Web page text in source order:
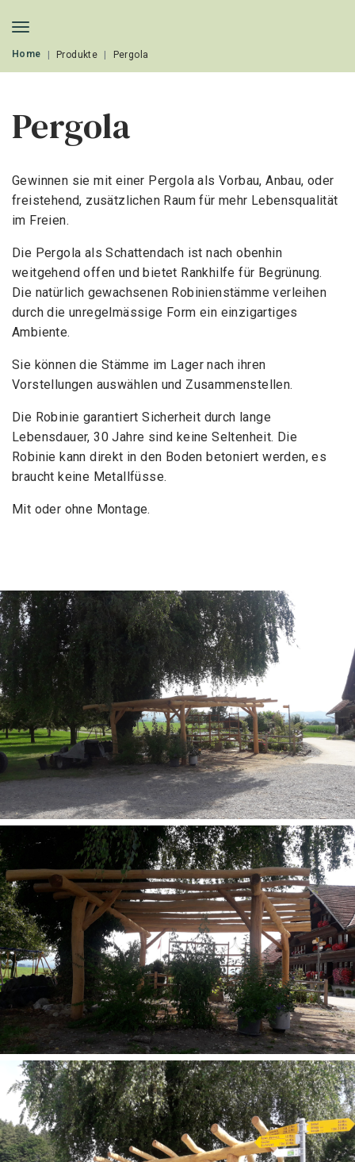
Home Produkte Pergola
Pergola
Gewinnen sie mit einer Pergola als Vorbau, Anbau, oder
freistehend, zusätzlichen Raum für mehr Lebensqualität
im Freien.
Die Pergola als Schattendach ist nach obenhin
weitgehend offen und bietet Rankhilfe für Begrünung.
Die natürlich gewachsenen Robinienstämme verleihen
durch die unregelmässige Form ein einzigartiges
Ambiente.
Sie können die Stämme im Lager nach ihren
Vorstellungen auswählen und Zusammenstellen.
Die Robinie garantiert Sicherheit durch lange
Lebensdauer, 30 Jahre sind keine Seltenheit. Die
Robinie kann direkt in den Boden betoniert werden, es
braucht keine Metallfüsse.
Mit oder ohne Montage.